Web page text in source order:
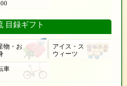
目録ギフト
物・お
アイス・ス
ウィーツ
車